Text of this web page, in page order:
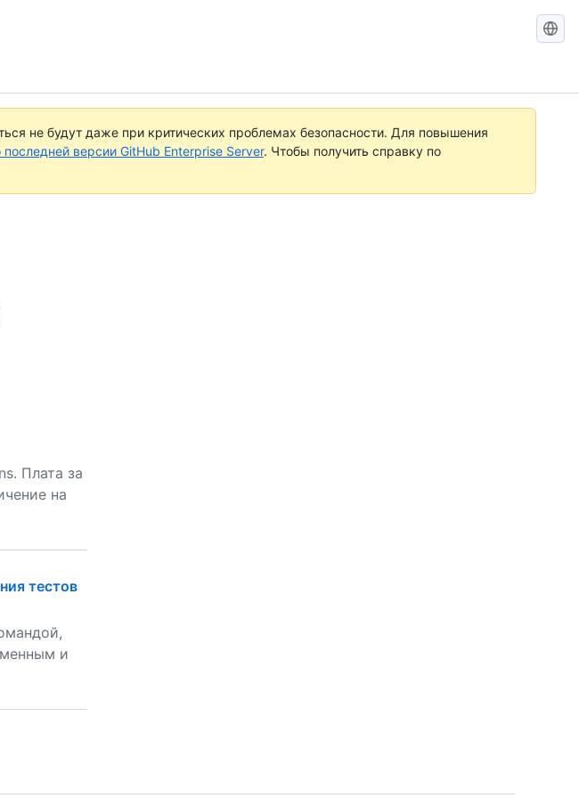
Search
не будут даже при критических проблемах безопасности. Для повышения
версии GitHub Enterprise Server. Чтобы получить справку по
Плата за
на
тестов
и